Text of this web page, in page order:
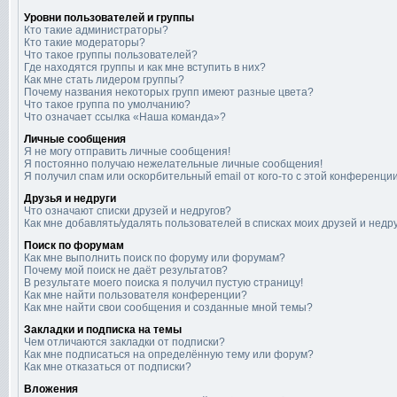
Уровни пользователей и группы
Кто такие администраторы?
Кто такие модераторы?
Что такое группы пользователей?
Где находятся группы и как мне вступить в них?
Как мне стать лидером группы?
Почему названия некоторых групп имеют разные цвета?
Что такое группа по умолчанию?
Что означает ссылка «Наша команда»?
Личные сообщения
Я не могу отправить личные сообщения!
Я постоянно получаю нежелательные личные сообщения!
Я получил спам или оскорбительный email от кого-то с этой
Друзья и недруги
Что означают списки друзей и недругов?
Как мне добавлять/удалять пользователей в списках моих друзей и
Поиск по форумам
Как мне выполнить поиск по форуму или форумам?
Почему мой поиск не даёт результатов?
В результате моего поиска я получил пустую страницу!
Как мне найти пользователя конференции?
Как мне найти свои сообщения и созданные мной темы?
Закладки и подписка на темы
Чем отличаются закладки от подписки?
Как мне подписаться на определённую тему или форум?
Как мне отказаться от подписки?
Вложения